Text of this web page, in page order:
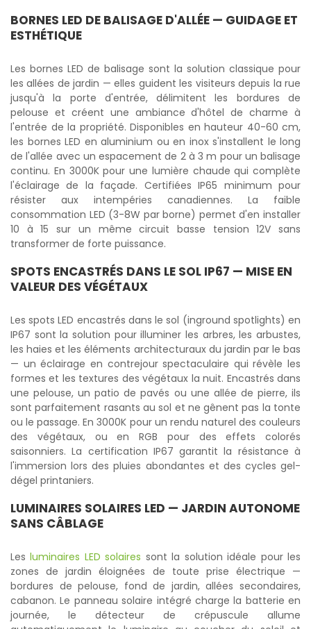
BORNES LED DE BALISAGE D'ALLÉE — GUIDAGE ET
ESTHÉTIQUE
Les bornes LED de balisage sont la solution classique pour
les allées de jardin — elles guident les visiteurs depuis la rue
jusqu'à la porte d'entrée, délimitent les bordures de
pelouse et créent une ambiance d'hôtel de charme à
l'entrée de la propriété. Disponibles en hauteur 40-60 cm,
les bornes LED en aluminium ou en inox s'installent le long
de l'allée avec un espacement de 2 à 3 m pour un balisage
continu. En 3000K pour une lumière chaude qui complète
l'éclairage de la façade. Certifiées IP65 minimum pour
résister aux intempéries canadiennes. La faible
consommation LED (3-8W par borne) permet d'en installer
10 à 15 sur un même circuit basse tension 12V sans
transformer de forte puissance.
SPOTS ENCASTRÉS DANS LE SOL IP67 — MISE EN
VALEUR DES VÉGÉTAUX
Les spots LED encastrés dans le sol (inground spotlights) en
IP67 sont la solution pour illuminer les arbres, les arbustes,
les haies et les éléments architecturaux du jardin par le bas
— un éclairage en contrejour spectaculaire qui révèle les
formes et les textures des végétaux la nuit. Encastrés dans
une pelouse, un patio de pavés ou une allée de pierre, ils
sont parfaitement rasants au sol et ne gênent pas la tonte
ou le passage. En 3000K pour un rendu naturel des couleurs
des végétaux, ou en RGB pour des effets colorés
saisonniers. La certification IP67 garantit la résistance à
l'immersion lors des pluies abondantes et des cycles gel-
dégel printaniers.
LUMINAIRES SOLAIRES LED — JARDIN AUTONOME
SANS CÂBLAGE
Lesluminaires LED solaires sont la solution idéale pour les
zones de jardin éloignées de toute prise électrique —
bordures de pelouse, fond de jardin, allées secondaires,
cabanon. Le panneau solaire intégré charge la batterie en
journée, le détecteur de crépuscule allume